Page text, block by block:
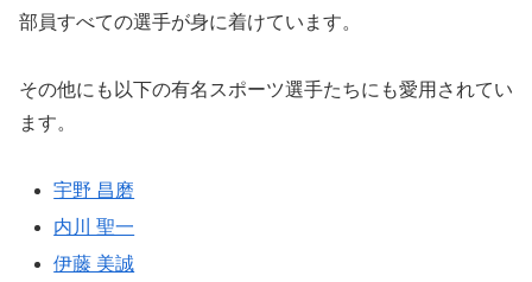
部員すべての選手が身に着けています。
その他にも以下の有名スポーツ選手たちにも愛用されてい
ます。
宇野 昌磨
内川 聖一
伊藤 美誠